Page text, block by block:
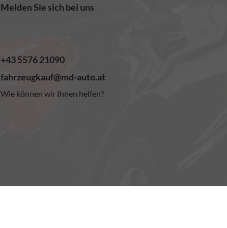
Melden Sie sich bei uns
+43 5576 21090
fahrzeugkauf@md-auto.at
Wie können wir Ihnen helfen?